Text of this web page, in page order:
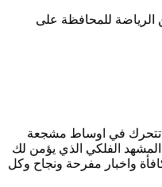
الرياضة للمحافظة على
تتحرك في اوساط مشجعة
الفلكي الذي يؤمن لك
واخبار مفرحة ونجاح وكل